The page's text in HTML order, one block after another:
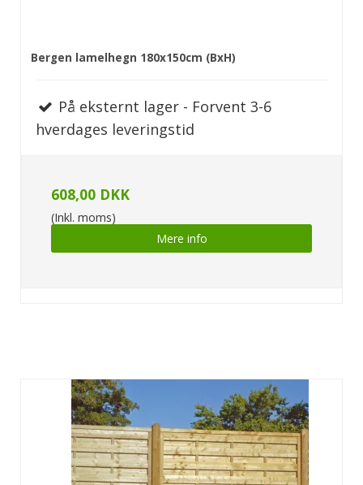
Bergen lamelhegn 180x150cm (BxH)
På eksternt lager - Forvent 3-6
hverdages leveringstid
608,00 DKK
(Inkl. moms)
Mere info